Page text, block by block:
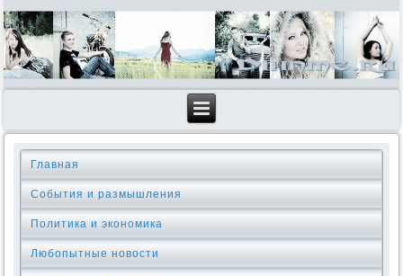
Главная
События и размышления
Политика и экономика
Любопытные новости